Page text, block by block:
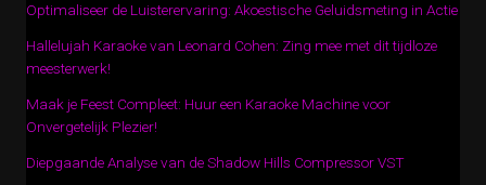
Optimaliseer de Luisterervaring: Akoestische Geluidsmeting in Actie
Hallelujah Karaoke van Leonard Cohen: Zing mee met dit tijdloze
meesterwerk!
Maak je Feest Compleet: Huur een Karaoke Machine voor
Onvergetelijk Plezier!
Diepgaande Analyse van de Shadow Hills Compressor VST